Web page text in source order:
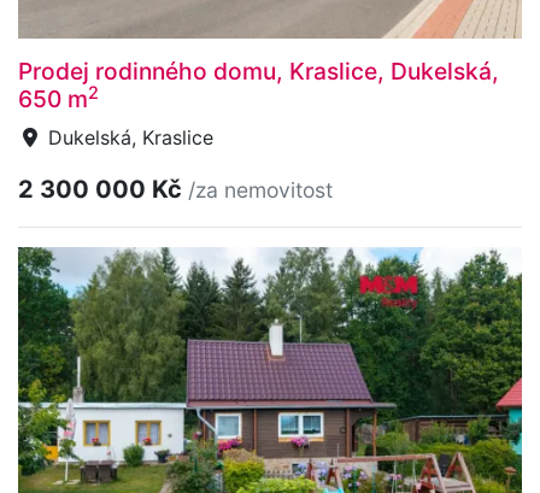
Prodej rodinného domu, Kraslice, Dukelská,
650 m2
Dukelská, Kraslice
2 300 000 Kč /za nemovitost